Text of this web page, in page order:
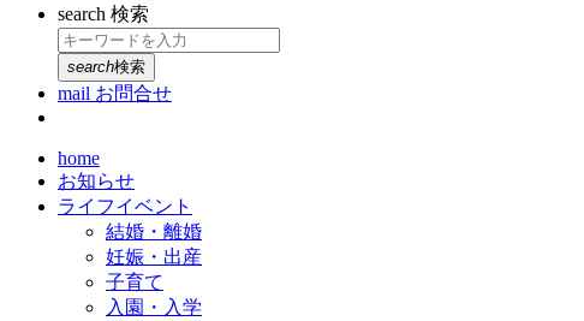
search 検索
search検索
mail お問合せ
home
お知らせ
ライフイベント
結婚・離婚
妊娠・出産
子育て
入園・入学